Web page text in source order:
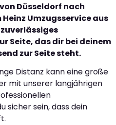
Düsseldorf nach
Umzugsservice aus
Seite, das dir bei deinem
zur Seite steht.
Distanz kann eine große
mit unserer langjährigen
sicher sein, dass dein